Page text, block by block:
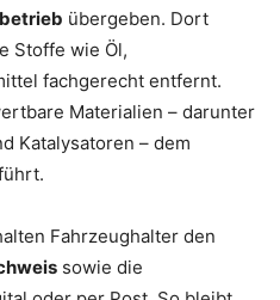
übergeben. Dort
Stoffe wie Öl,
fachgerecht entfernt.
Materialien – darunter
Katalysatoren – dem
Fahrzeughalter den
sowie die